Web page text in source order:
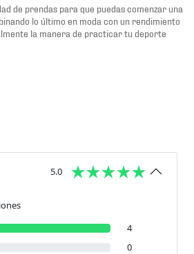
de prendas para que puedas comenzar una
lo último en moda con un rendimiento
la manera de practicar tu deporte
5.0
4
0